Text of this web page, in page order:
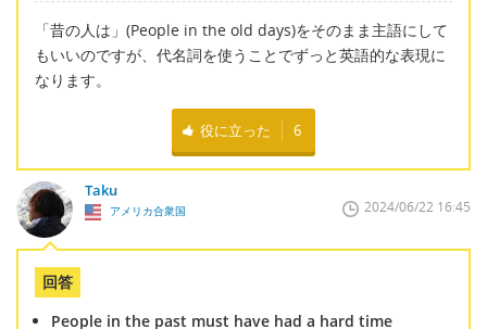
「昔の人は」(People in the old days)をそのまま主語にして
もいいのですが、代名詞を使うことでずっと英語的な表現に
なります。
役に立った 6
Taku
アメリカ合衆国 2024/06/22 16:45
回答
People in the past must have had a hard time